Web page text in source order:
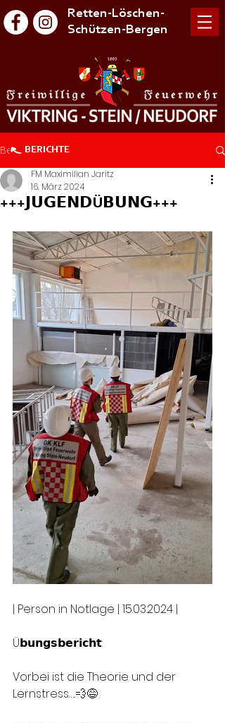
Retten-Löschen-
Schützen-Bergen
Beitrag
+++𝗝𝗨𝗚𝗘𝗡𝗗Ü𝗕𝗨𝗡𝗚+++
FM Maximilian Jaritz
16. März 2024
| Person in Notlage | 15.03.2024 |
Ü𝗯𝘂𝗻𝗴𝘀𝗯𝗲𝗿𝗶𝗰𝗵𝘁:
Vorbei ist die Theorie und der
Lernstress…..💨😅
BERICHTE